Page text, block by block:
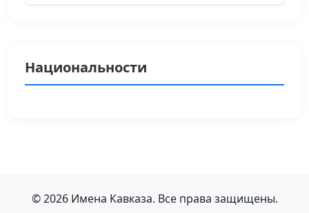
Национальности
© 2026 Имена Кавказа. Все права защищены.